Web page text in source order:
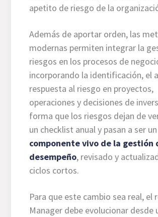
apetito de riesgo de la
Además de aportar orden, las
modernas permiten integrar la
riesgos en los procesos de
incorporando la identificación, el
respuesta al riesgo en proyectos,
operaciones y decisiones de
forma que los riesgos dejan de
un checklist anual y pasan a ser un
componente vivo de la gestión
desempeño, revisado y
ciclos cortos.
Para que este cambio sea real, el
Manager debe evolucionar desde